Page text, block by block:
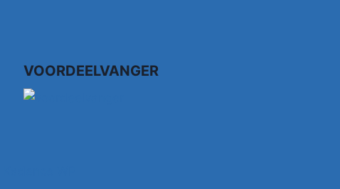
VOORDEELVANGER